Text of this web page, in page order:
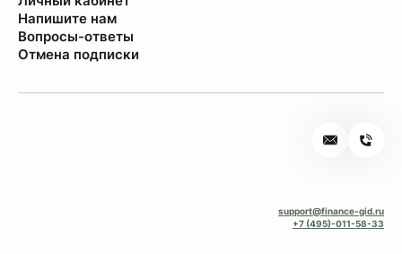
Напишите нам
Вопросы-ответы
Отмена подписки
support@finance-gid.ru
+7 (495)-011-58-33